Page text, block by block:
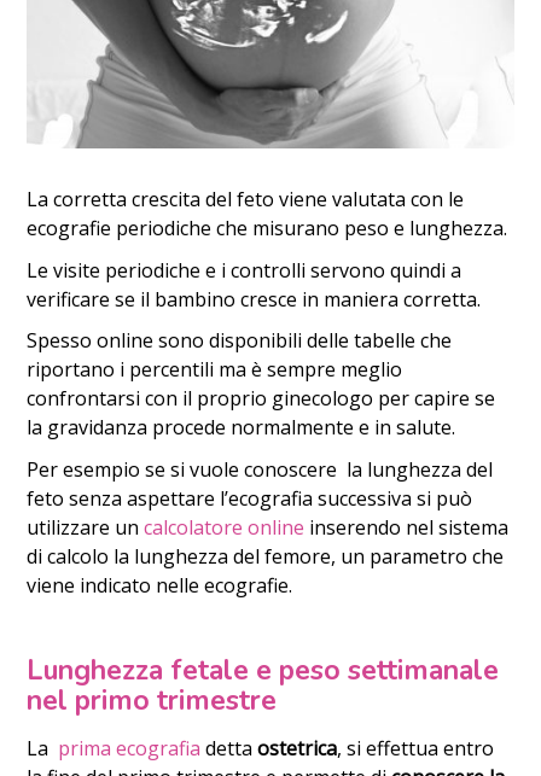
La corretta crescita del feto viene valutata con le
ecografie periodiche che misurano peso e lunghezza.
Le visite periodiche e i controlli servono quindi a
verificare se il bambino cresce in maniera corretta.
Spesso online sono disponibili delle tabelle che
riportano i percentili ma è sempre meglio
confrontarsi con il proprio ginecologo per capire se
la gravidanza procede normalmente e in salute.
Per esempio se si vuole conoscere la lunghezza del
feto senza aspettare l’ecografia successiva si può
utilizzare uncalcolatore online inserendo nel sistema
di calcolo la lunghezza del femore, un parametro che
viene indicato nelle ecografie.
Lunghezza fetale e peso settimanale
nel primo trimestre
La prima ecografia dettaostetrica, si effettua entro